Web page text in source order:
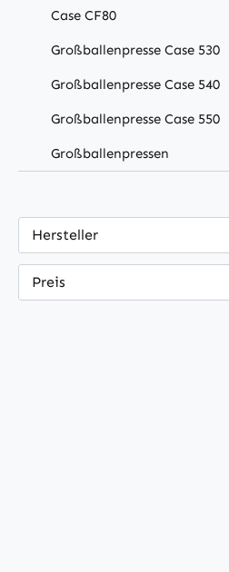
Case CF80
Großballenpresse Case 530
Großballenpresse Case 540
Großballenpresse Case 550
Großballenpressen
Hersteller
Preis